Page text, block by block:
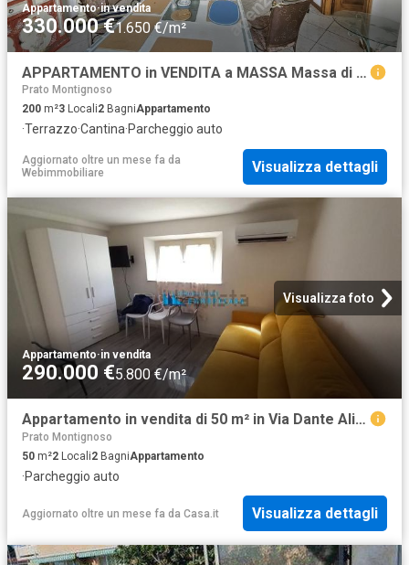
Appartamento·in vendita
330.000 €1.650 €/m²
APPARTAMENTO in VENDITA a MASSA Massa di 6 vani
Prato Montignoso
200 m²3 Locali2 BagniAppartamento
·Terrazzo·Cantina·Parcheggio auto
Aggiornato oltre un mese fa da
Webimmobiliare
Visualizza dettagli
Visualizza foto
Appartamento·in vendita
290.000 €5.800 €/m²
Appartamento in vendita di 50 m² in Via Dante Alighieri
Prato Montignoso
50 m²2 Locali2 BagniAppartamento
·Parcheggio auto
Aggiornato oltre un mese fa da Casa.it Visualizza dettagli